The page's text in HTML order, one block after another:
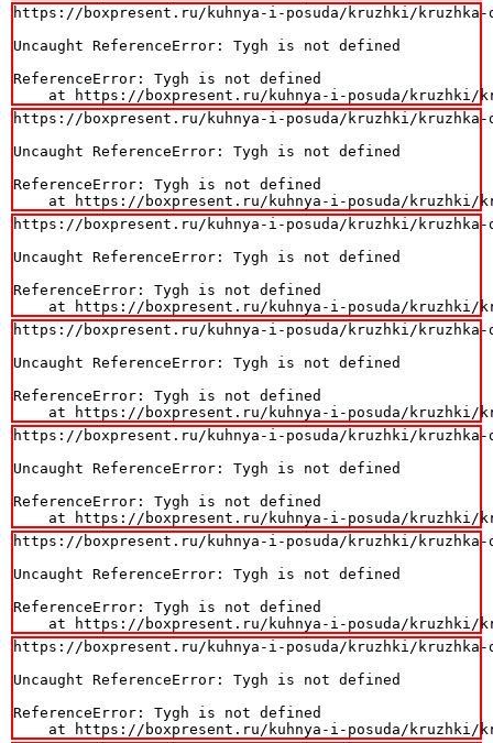
https://boxpresent.ru/kuhnya-i-posuda/kruzhki/kruzhka-
Uncaught ReferenceError: Tygh is not defined
ReferenceError: Tygh is not defined
at https://boxpresent.ru/kuhnya-i-posuda/kruzhki/
https://boxpresent.ru/kuhnya-i-posuda/kruzhki/kruzhka-
Uncaught ReferenceError: Tygh is not defined
ReferenceError: Tygh is not defined
at https://boxpresent.ru/kuhnya-i-posuda/kruzhki/
https://boxpresent.ru/kuhnya-i-posuda/kruzhki/kruzhka-
Uncaught ReferenceError: Tygh is not defined
ReferenceError: Tygh is not defined
at https://boxpresent.ru/kuhnya-i-posuda/kruzhki/
https://boxpresent.ru/kuhnya-i-posuda/kruzhki/kruzhka-
Uncaught ReferenceError: Tygh is not defined
ReferenceError: Tygh is not defined
at https://boxpresent.ru/kuhnya-i-posuda/kruzhki/
https://boxpresent.ru/kuhnya-i-posuda/kruzhki/kruzhka-
Uncaught ReferenceError: Tygh is not defined
ReferenceError: Tygh is not defined
at https://boxpresent.ru/kuhnya-i-posuda/kruzhki/
https://boxpresent.ru/kuhnya-i-posuda/kruzhki/kruzhka-
Uncaught ReferenceError: Tygh is not defined
ReferenceError: Tygh is not defined
at https://boxpresent.ru/kuhnya-i-posuda/kruzhki/
https://boxpresent.ru/kuhnya-i-posuda/kruzhki/kruzhka-
Uncaught ReferenceError: Tygh is not defined
ReferenceError: Tygh is not defined
at https://boxpresent.ru/kuhnya-i-posuda/kruzhki/